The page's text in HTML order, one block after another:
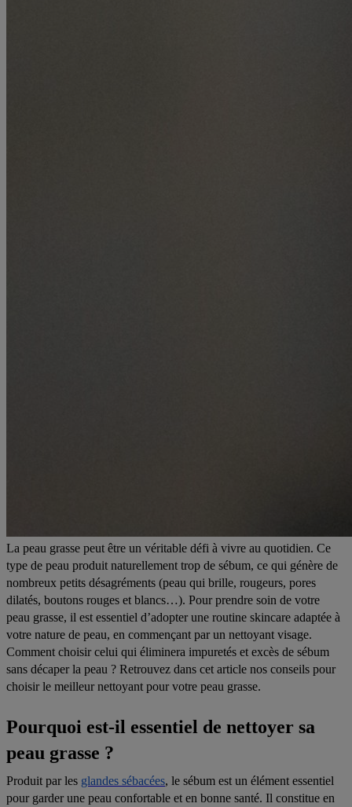
La peau grasse peut être un véritable défi à vivre au quotidien. Ce
type de peau produit naturellement trop de sébum, ce qui génère de
nombreux petits désagréments (peau qui brille, rougeurs, pores
dilatés, boutons rouges et blancs…). Pour prendre soin de votre
peau grasse, il est essentiel d’adopter une routine skincare adaptée à
votre nature de peau, en commençant par un nettoyant visage.
Comment choisir celui qui éliminera impuretés et excès de sébum
sans décaper la peau ? Retrouvez dans cet article nos conseils pour
choisir le meilleur nettoyant pour votre peau grasse.
Pourquoi est-il essentiel de nettoyer sa
peau grasse ?
Produit par les glandes sébacées, le sébum est un élément essentiel
pour garder une peau confortable et en bonne santé. Il constitue en